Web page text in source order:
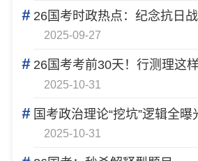
#26国考时政热点：纪念抗日
2025-09-27
#26国考考前30天！行测理这
2025-10-31
#国考政治理论“挖坑”逻辑全曝
2025-10-31